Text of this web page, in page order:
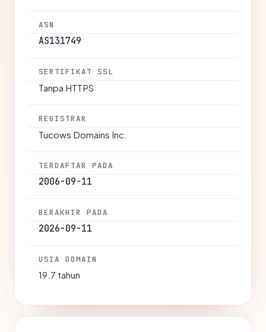
ASN
AS131749
SERTIFIKAT SSL
Tanpa HTTPS
REGISTRAR
Tucows Domains Inc.
TERDAFTAR PADA
2006-09-11
BERAKHIR PADA
2026-09-11
USIA DOMAIN
19.7 tahun